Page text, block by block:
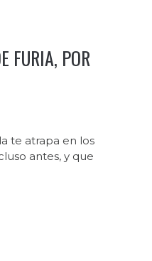
FURIA, POR
te atrapa en los
antes, y que